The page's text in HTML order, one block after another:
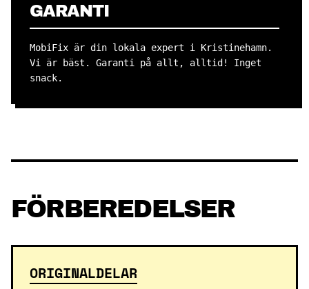
GARANTI
MobiFix är din lokala expert i Kristinehamn.
Vi är bäst. Garanti på allt, alltid! Inget
snack.
FÖRBEREDELSER
ORIGINALDELAR